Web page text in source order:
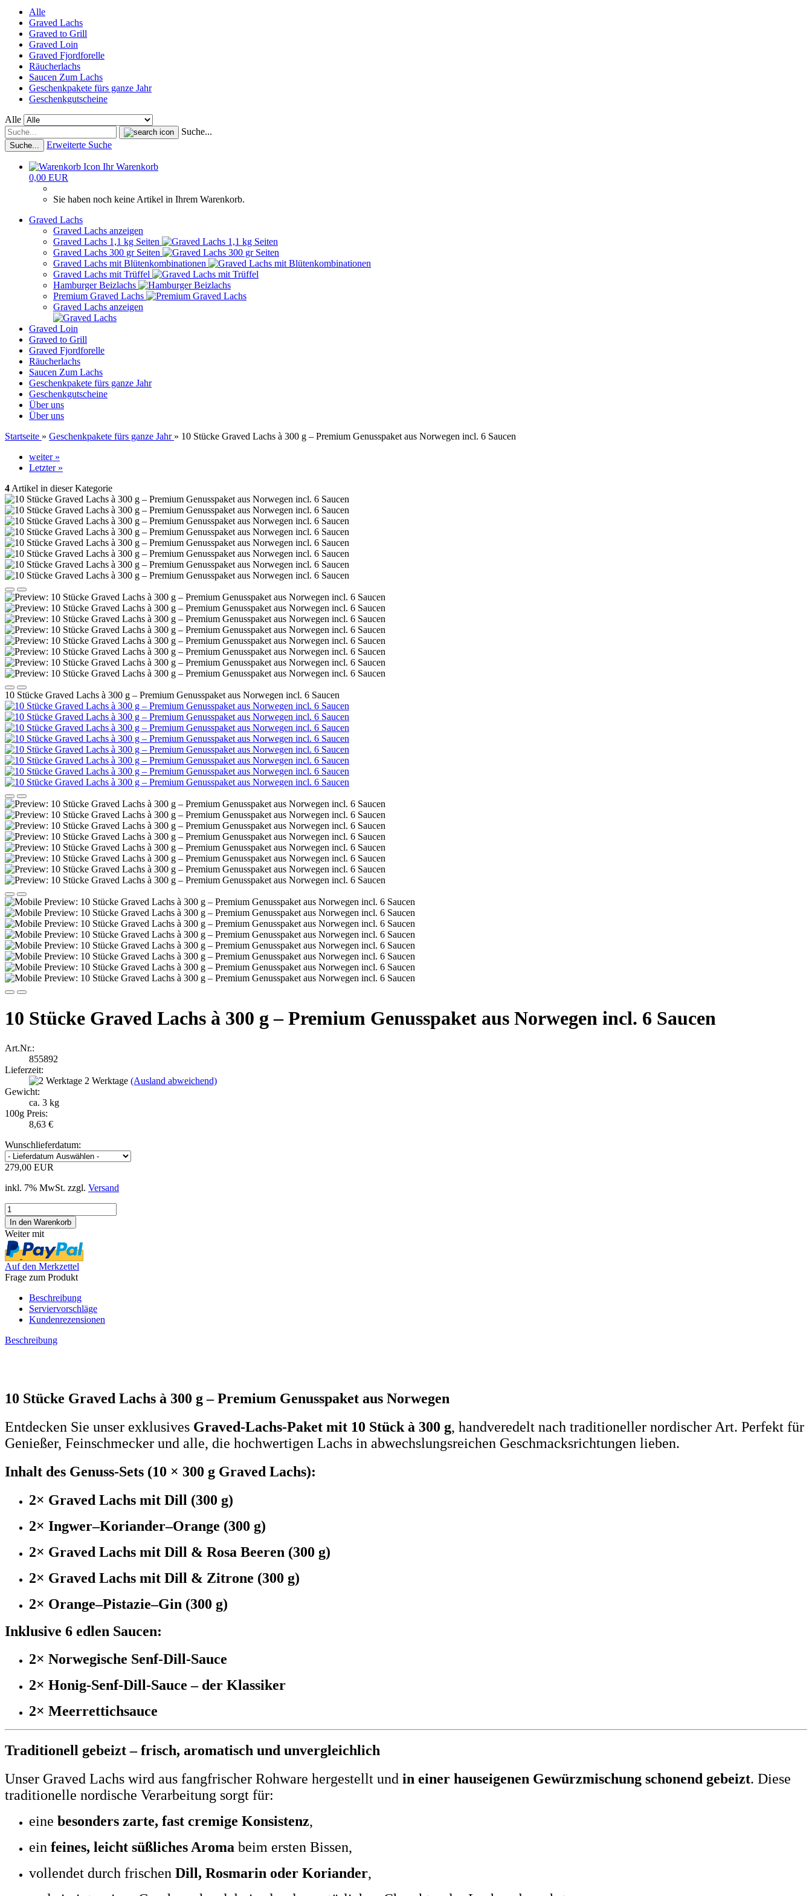
Alle
Graved Lachs
Graved to Grill
Graved Loin
Graved Fjordforelle
Räucherlachs
Saucen Zum Lachs
Geschenkpakete fürs ganze Jahr
Geschenkgutscheine
Alle
Suche...
Suche... Erweiterte Suche
Ihr Warenkorb
0,00 EUR
Sie haben noch keine Artikel in Ihrem Warenkorb.
Graved Lachs
Graved Lachs anzeigen
Graved Lachs 1,1 kg Seiten
Graved Lachs 300 gr Seiten
Graved Lachs mit Blütenkombinationen
Graved Lachs mit Trüffel
Hamburger Beizlachs
Premium Graved Lachs
Graved Lachs anzeigen
Graved Loin
Graved to Grill
Graved Fjordforelle
Räucherlachs
Saucen Zum Lachs
Geschenkpakete fürs ganze Jahr
Geschenkgutscheine
Über uns
Über uns
Startseite » Geschenkpakete fürs ganze Jahr » 10 Stücke Graved Lachs à 300 g – Premium Genusspaket aus Norwegen incl. 6 Saucen
weiter »
Letzter »
4 Artikel in dieser Kategorie
10 Stücke Graved Lachs à 300 g – Premium Genusspaket aus Norwegen incl. 6 Saucen
10 Stücke Graved Lachs à 300 g – Premium Genusspaket aus Norwegen incl. 6 Saucen
Art.Nr.:
855892
Lieferzeit:
2 Werktage (Ausland abweichend)
Gewicht:
ca. 3 kg
100g Preis:
8,63 €
Wunschlieferdatum:
279,00 EUR
inkl. 7% MwSt. zzgl. Versand
Weiter mit
Auf den Merkzettel
Frage zum Produkt
Beschreibung
Serviervorschläge
Kundenrezensionen
Beschreibung
10 Stücke Graved Lachs à 300 g – Premium Genusspaket aus Norwegen
Entdecken Sie unser exklusives Graved-Lachs-Paket mit 10 Stück à 300 g, handveredelt nach traditioneller nordischer Art. Perfekt für
Genießer, Feinschmecker und alle, die hochwertigen Lachs in abwechslungsreichen Geschmacksrichtungen lieben.
Inhalt des Genuss-Sets (10 × 300 g Graved Lachs):
2× Graved Lachs mit Dill (300 g)
2× Ingwer–Koriander–Orange (300 g)
2× Graved Lachs mit Dill & Rosa Beeren (300 g)
2× Graved Lachs mit Dill & Zitrone (300 g)
2× Orange–Pistazie–Gin (300 g)
Inklusive 6 edlen Saucen:
2× Norwegische Senf-Dill-Sauce
2× Honig-Senf-Dill-Sauce – der Klassiker
2× Meerrettichsauce
Traditionell gebeizt – frisch, aromatisch und unvergleichlich
Unser Graved Lachs wird aus fangfrischer Rohware hergestellt und in einer hauseigenen Gewürzmischung schonend gebeizt. Diese
traditionelle nordische Verarbeitung sorgt für:
eine besonders zarte, fast cremige Konsistenz,
ein feines, leicht süßliches Aroma beim ersten Bissen,
vollendet durch frischen Dill, Rosmarin oder Koriander,